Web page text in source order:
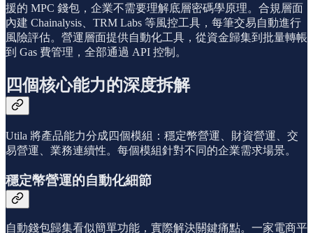
援的 MPC 錢包，企業不需要理解底層密碼學原理。合規層面
內建 Chainalysis、TRM Labs 等風控工具，每筆交易自動進行
風險評估。營運層面提供自動化工具，從資金歸集到批量轉帳
到 Gas 費管理，全部通過 API 控制。
四個核心能力的深度拆解
Utila 將產品能力分成四個模組：穩定幣營運、財資營運、交
易營運、業務連續性。每個模組針對不同的企業需求場景。
穩定幣營運的自動化細節
自動錢包歸集看似簡單功能，實際解決關鍵痛點。一家電商平